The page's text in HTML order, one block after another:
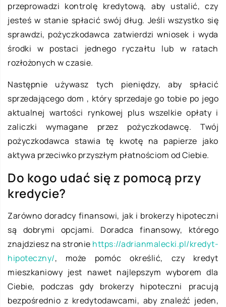
przeprowadzi kontrolę kredytową, aby ustalić, czy
jesteś w stanie spłacić swój dług. Jeśli wszystko się
sprawdzi, pożyczkodawca zatwierdzi wniosek i wyda
środki w postaci jednego ryczałtu lub w ratach
rozłożonych w czasie.
Następnie używasz tych pieniędzy, aby spłacić
sprzedającego dom , który sprzedaje go tobie po jego
aktualnej wartości rynkowej plus wszelkie opłaty i
zaliczki wymagane przez pożyczkodawcę. Twój
pożyczkodawca stawia tę kwotę na papierze jako
aktywa przeciwko przyszłym płatnościom od Ciebie.
Do kogo udać się z pomocą przy
kredycie?
Zarówno doradcy finansowi, jak i brokerzy hipoteczni
są dobrymi opcjami. Doradca finansowy, którego
znajdziesz na stronie https://adrianmalecki.pl/kredyt-
hipoteczny/, może pomóc określić, czy kredyt
mieszkaniowy jest nawet najlepszym wyborem dla
Ciebie, podczas gdy brokerzy hipoteczni pracują
bezpośrednio z kredytodawcami, aby znaleźć jeden,